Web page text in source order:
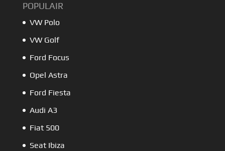
POPULAIR
VW Polo
VW Golf
Ford Focus
Opel Astra
Ford Fiesta
Audi A3
Fiat 500
Seat Ibiza